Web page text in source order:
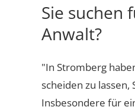
Sie suchen
Anwalt?
"In Stromberg
scheiden zu lassen,
Insbesondere für